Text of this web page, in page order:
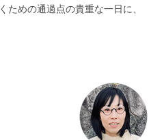
ための通過点の貴重な一日に、